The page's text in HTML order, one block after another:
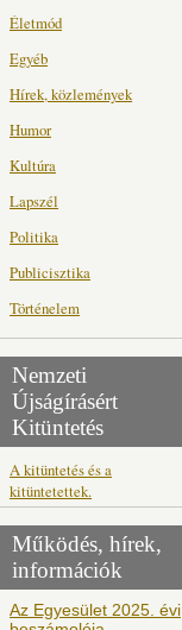
Életmód
Egyéb
Hírek, közlemények
Humor
Kultúra
Lapszél
Politika
Publicisztika
Történelem
Nemzeti
Újságírásért
Kitüntetés
A kitüntetés és a
kitüntetettek.
Működés, hírek,
információk
Az Egyesület 2025. évi